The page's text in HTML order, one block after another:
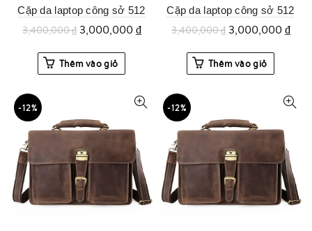
Cặp da laptop công sở 512
3,400,000₫ 3,000,000₫
Thêm vào giỏ
Cặp da laptop công sở 512
3,400,000₫ 3,000,000₫
Thêm vào giỏ
-12% -12%